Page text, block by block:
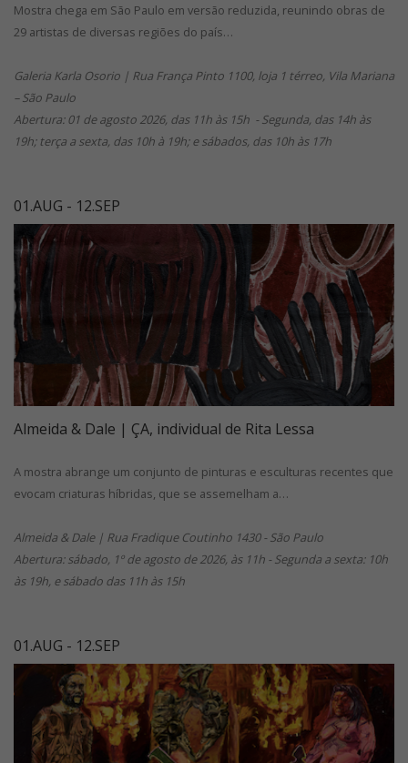
Mostra chega em São Paulo em versão reduzida, reunindo obras de
29 artistas de diversas regiões do país…
Galeria Karla Osorio | Rua França Pinto 1100, loja 1 térreo, Vila Mariana
– São Paulo
Abertura: 01 de agosto 2026, das 11h às 15h - Segunda, das 14h às
19h; terça a sexta, das 10h à 19h; e sábados, das 10h às 17h
01.AUG - 12.SEP
Almeida & Dale | ÇA, individual de Rita Lessa
A mostra abrange um conjunto de pinturas e esculturas recentes que
evocam criaturas híbridas, que se assemelham a…
Almeida & Dale | Rua Fradique Coutinho 1430 - São Paulo
Abertura: sábado, 1º de agosto de 2026, às 11h - Segunda a sexta: 10h
às 19h, e sábado das 11h às 15h
01.AUG - 12.SEP